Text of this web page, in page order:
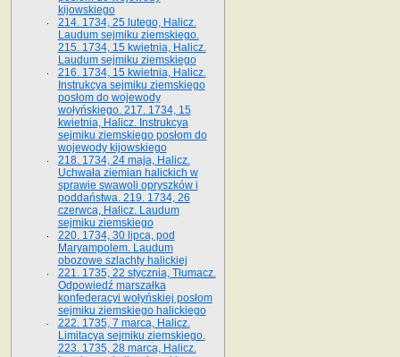
kijowskiego
214. 1734, 25 lutego, Halicz.
Laudum sejmiku ziemskiego.
215. 1734, 15 kwietnia, Halicz.
Laudum sejmiku ziemskiego
216. 1734, 15 kwietnia, Halicz.
Instrukcya sejmiku ziemskiego
posłom do wojewody
wołyńskiego. 217. 1734, 15
kwietnia, Halicz. Instrukcya
sejmiku ziemskiego posłom do
wojewody kijowskiego
218. 1734, 24 maja, Halicz.
Uchwała ziemian halickich w
sprawie swawoli opryszków i
poddaństwa. 219. 1734, 26
czerwca, Halicz. Laudum
sejmiku ziemskiego
220. 1734, 30 lipca, pod
Maryampolem. Laudum
obozowe szlachty halickiej
221. 1735, 22 stycznia, Tłumacz.
Odpowiedź marszałka
konfederacyi wołyńskiej posłom
sejmiku ziemskiego halickiego
222. 1735, 7 marca, Halicz.
Limitacya sejmiku ziemskiego.
223. 1735, 28 marca, Halicz.